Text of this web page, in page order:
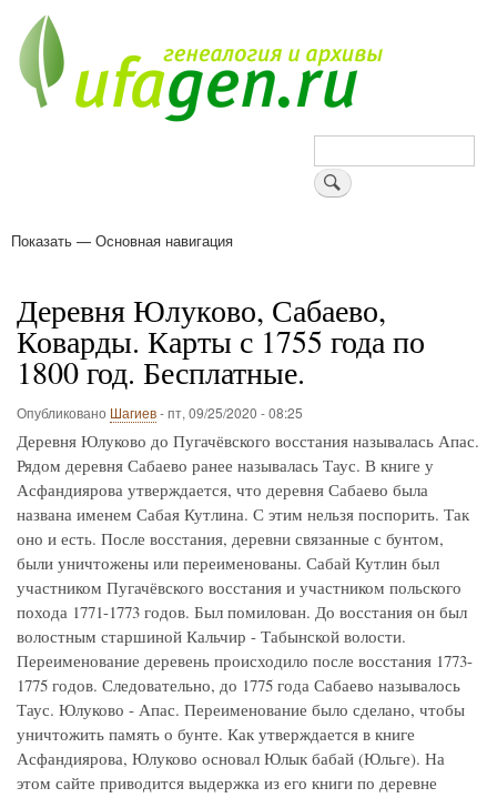
основному
содержанию
Поиск
Основная
Показать — Основная навигация
Деревня Юлуково, Сабаево,
Коварды. Карты с 1755 года по
1800 год. Бесплатные.
Опубликовано Шагиев-пт, 09/25/2020 - 08:25
Деревня Юлуково до Пугачёвского восстания называлась Апас.
Рядом деревня Сабаево ранее называлась Таус. В книге у
Асфандиярова утверждается, что деревня Сабаево была
названа именем Сабая Кутлина. С этим нельзя поспорить. Так
оно и есть. После восстания, деревни связанные с бунтом,
были уничтожены или переименованы. Сабай Кутлин был
участником Пугачёвского восстания и участником польского
похода 1771-1773 годов. Был помилован. До восстания он был
волостным старшиной Кальчир - Табынской волости.
Переименование деревень происходило после восстания 1773-
1775 годов. Следовательно, до 1775 года Сабаево называлось
Таус. Юлуково - Апас. Переименование было сделано, чтобы
уничтожить память о бунте. Как утверждается в книге
Асфандиярова, Юлуково основал Юлык бабай (Юльге). На
этом сайте приводится выдержка из его книги по деревне